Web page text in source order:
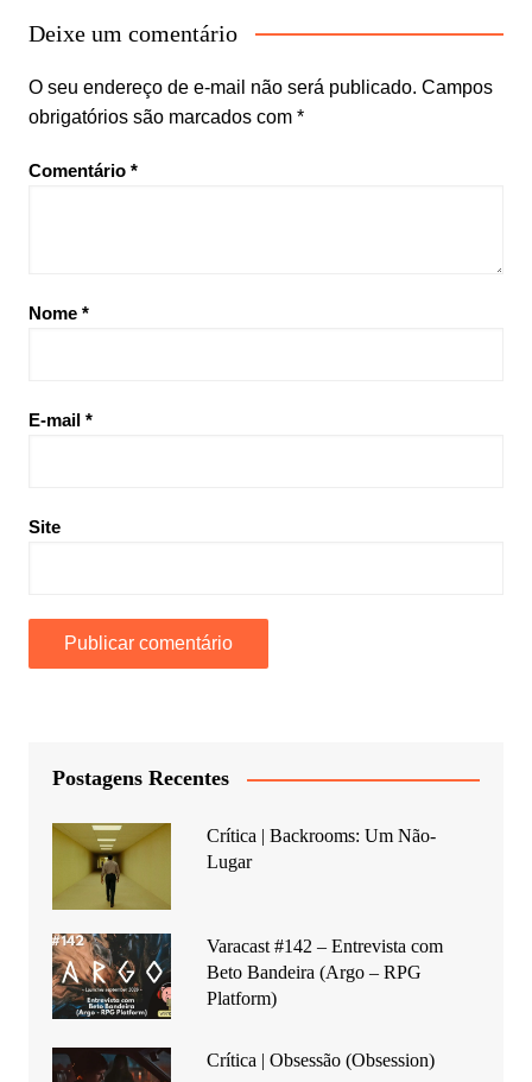
Deixe um comentário
O seu endereço de e-mail não será publicado. Campos
obrigatórios são marcados com *
Comentário *
Nome *
E-mail *
Site
Postagens Recentes
Crítica | Backrooms: Um Não-
Lugar
Varacast #142 – Entrevista com
Beto Bandeira (Argo – RPG
Platform)
Crítica | Obsessão (Obsession)